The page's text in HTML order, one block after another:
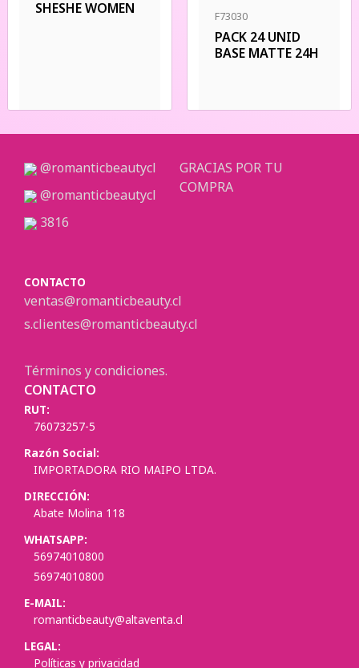
SHESHE WOMEN
F73030
PACK 24 UNID
BASE MATTE 24H
@romanticbeautycl
@romanticbeautycl
3816
CONTACTO
ventas@romanticbeauty.cl
s.clientes@romanticbeauty.cl
Términos y condiciones.
GRACIAS POR TU
COMPRA
CONTACTO
RUT:
76073257-5
Razón Social:
IMPORTADORA RIO MAIPO LTDA.
DIRECCIÓN:
Abate Molina 118
WHATSAPP:
56974010800
56974010800
E-MAIL:
romanticbeauty@altaventa.cl
LEGAL:
Políticas y privacidad